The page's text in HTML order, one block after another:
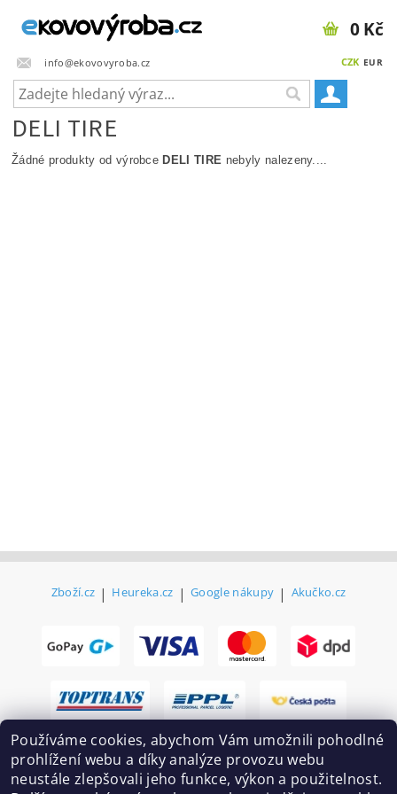
info@ekovovyroba.cz CZK EUR
0 Kč
DELI TIRE
Žádné produkty od výrobce DELI TIRE nebyly nalezeny....
Zboží.cz | Heureka.cz | Google nákupy | Akučko.cz
Používáme cookies, abychom Vám umožnili pohodlné
prohlížení webu a díky analýze provozu webu
neustále zlepšovali jeho funkce, výkon a použitelnost.